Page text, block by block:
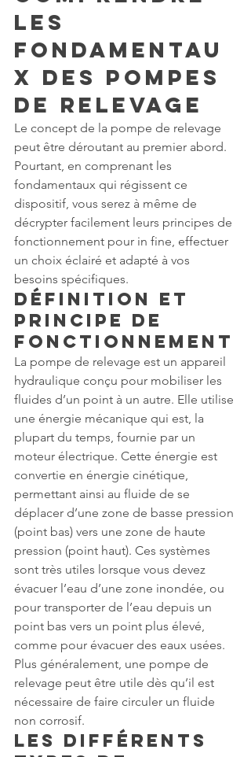
les
Fondamentau
x des Pompes
de Relevage
Le concept de la pompe de relevage
peut être déroutant au premier abord.
Pourtant, en comprenant les
fondamentaux qui régissent ce
dispositif, vous serez à même de
décrypter facilement leurs principes de
fonctionnement pour in fine, effectuer
un choix éclairé et adapté à vos
besoins spécifiques.
Définition et
Principe de
Fonctionnement
La pompe de relevage est un appareil
hydraulique conçu pour mobiliser les
fluides d’un point à un autre. Elle utilise
une énergie mécanique qui est, la
plupart du temps, fournie par un
moteur électrique. Cette énergie est
convertie en énergie cinétique,
permettant ainsi au fluide de se
déplacer d’une zone de basse pression
(point bas) vers une zone de haute
pression (point haut). Ces systèmes
sont très utiles lorsque vous devez
évacuer l’eau d’une zone inondée, ou
pour transporter de l’eau depuis un
point bas vers un point plus élevé,
comme pour évacuer des eaux usées.
Plus généralement, une pompe de
relevage peut être utile dès qu’il est
nécessaire de faire circuler un fluide
non corrosif.
Les Différents